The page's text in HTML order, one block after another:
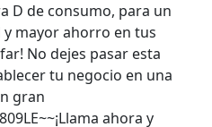
D de consumo, para un
mayor ahorro en tus
No dejes pasar esta
tu negocio en una
gran
ahora y